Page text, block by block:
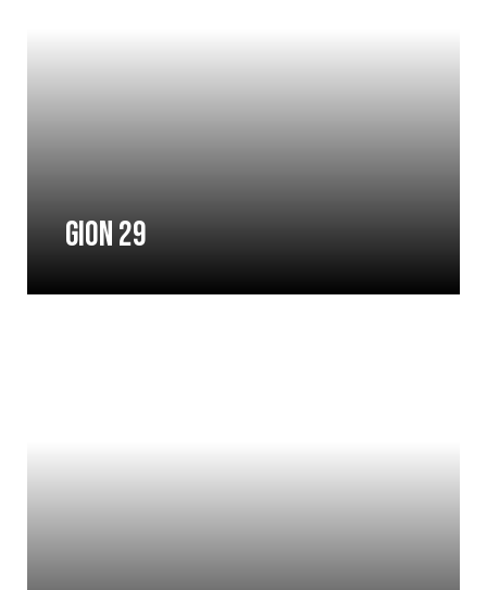
Gion 29